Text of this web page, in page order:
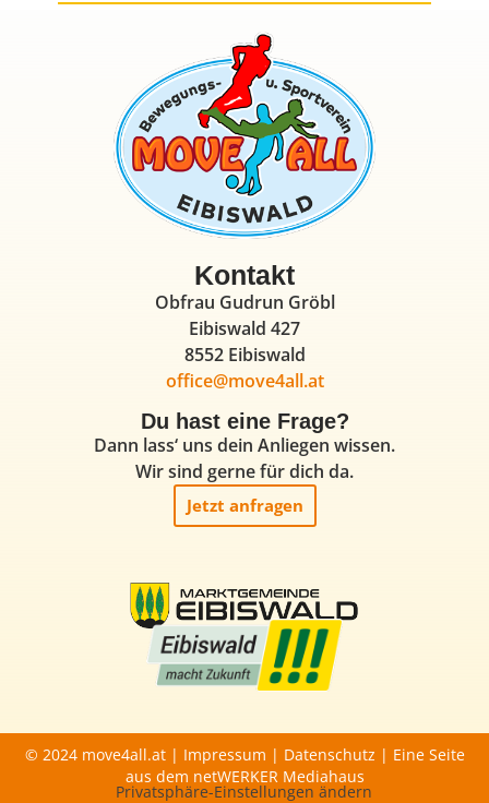
Kontakt
Obfrau Gudrun Gröbl
Eibiswald 427
8552 Eibiswald
office@move4all.at
Du hast eine Frage?
Dann lass‘ uns dein Anliegen wissen.
Wir sind gerne für dich da.
Jetzt anfragen
© 2024 move4all.at | Impressum | Datenschutz | Eine Seite
aus dem netWERKER Mediahaus
Privatsphäre-Einstellungen ändern